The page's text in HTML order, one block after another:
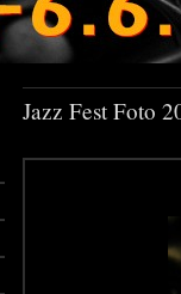
Jazz Fest Foto